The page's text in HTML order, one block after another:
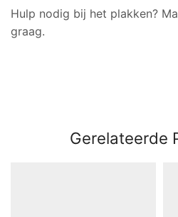
Hulp nodig bij het plakken?
graag.
Gerelateerde